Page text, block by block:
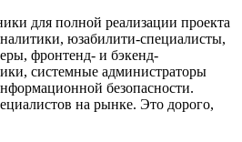
для полной реализации проекта
юзабилити-специалисты,
фронтенд- и бэкенд-
системные администраторы
безопасности.
на рынке. Это дорого,